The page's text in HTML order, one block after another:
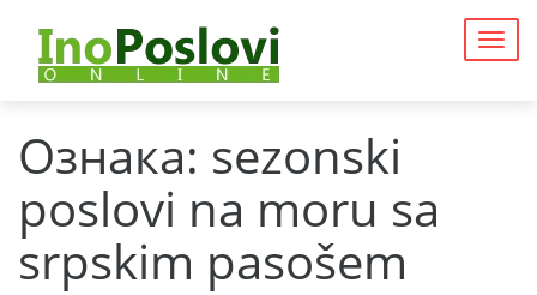
Ознака: sezonski
poslovi na moru sa
srpskim pasošem